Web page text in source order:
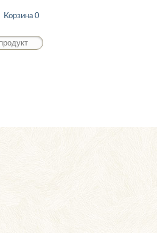
Корзина 0